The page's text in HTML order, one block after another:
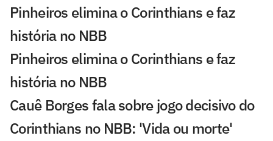
Pinheiros elimina o Corinthians e faz
história no NBB
Pinheiros elimina o Corinthians e faz
história no NBB
Cauê Borges fala sobre jogo decisivo do
Corinthians no NBB: 'Vida ou morte'